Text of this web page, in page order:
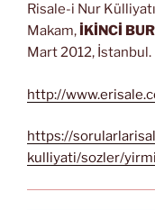
Risale-i Nur
Makam, İKİNCİ
Mart 2012, İstanbul.
http://
https://
kulliyati/sozler/